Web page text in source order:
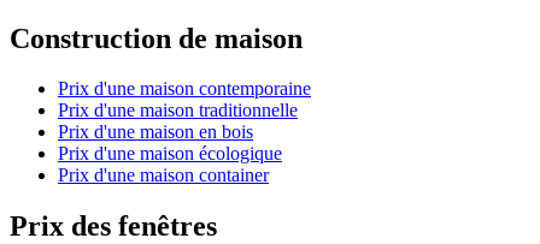
Construction de maison
Prix d'une maison contemporaine
Prix d'une maison traditionnelle
Prix d'une maison en bois
Prix d'une maison écologique
Prix d'une maison container
Prix des fenêtres